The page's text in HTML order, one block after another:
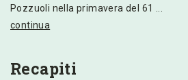
Pozzuoli nella primavera del 61 ...
continua
Recapiti